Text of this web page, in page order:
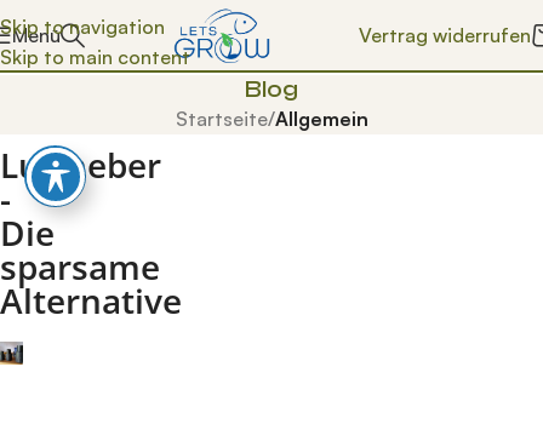
Skip to navigation
Skip to main content
Menü Vertrag widerrufen
Blog
Startseite/Allgemein
Luftheber
-
Die
sparsame
Alternative